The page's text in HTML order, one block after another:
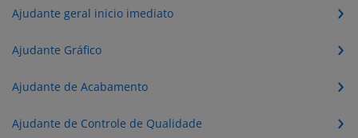
Ajudante geral inicio imediato
Ajudante Gráfico
Ajudante de Acabamento
Ajudante de Controle de Qualidade